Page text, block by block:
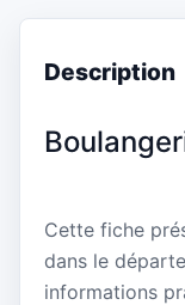
Description
Cette fiche
dans le
informations